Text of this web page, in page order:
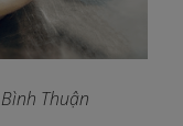
Thuận